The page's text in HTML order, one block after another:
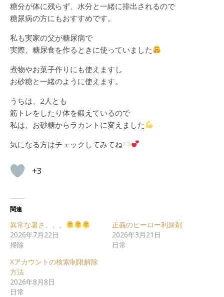
糖分が体に残らず、水分と一緒に排出されるので
糖尿病の方にもおすすめです。
私も実家の父が糖尿病で
実際、糖尿食を作るときに使っていました
煮物やお菓子作りにも使えますし
お砂糖と一緒のように使えます。
うちは、2人とも
筋トレをしたり体を鍛えているので
私は、お砂糖からラカントに変えました
気になる方はチェックしてみてね
+3
関連
異常な暑さ。。。
2026年7月22日
掃除
正義のヒーロー利尿剤
2026年3月21日
日常
Xアカウントの検索制限解除
方法
2026年8月8日
日常